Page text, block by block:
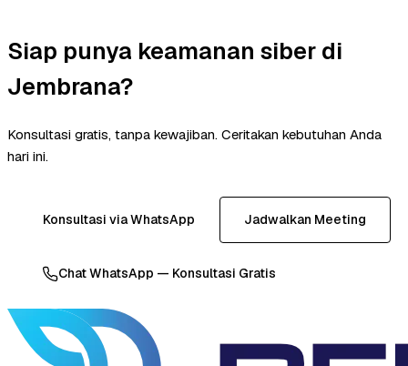
Siap punya keamanan siber di
Jembrana?
Konsultasi gratis, tanpa kewajiban. Ceritakan kebutuhan Anda
hari ini.
Konsultasi via WhatsApp Jadwalkan Meeting
Chat WhatsApp — Konsultasi Gratis